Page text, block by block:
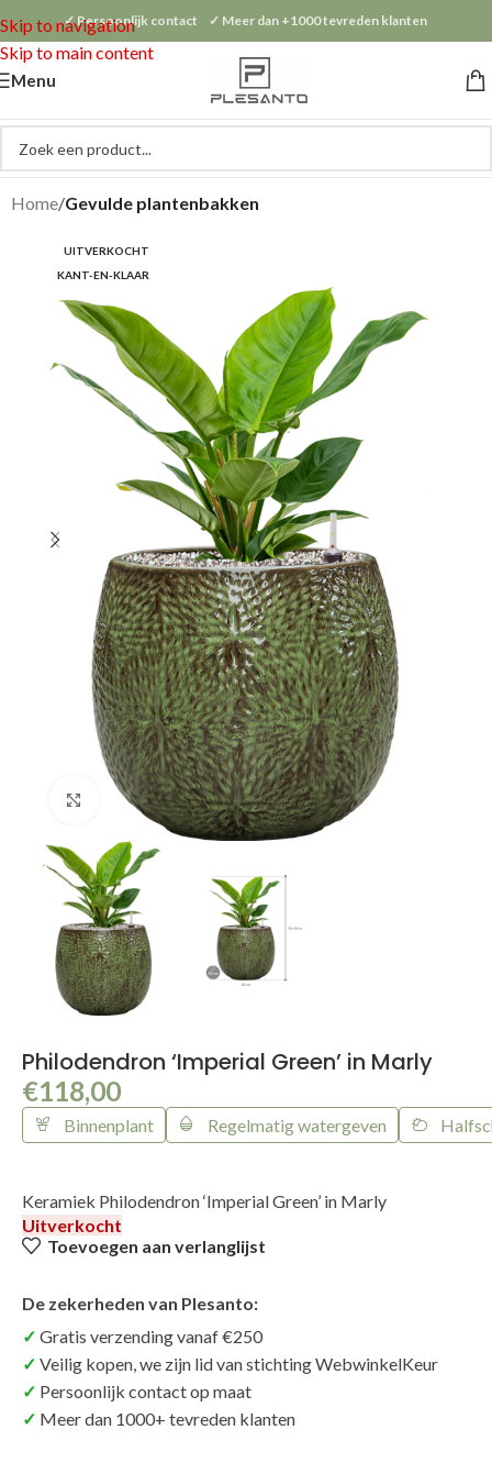
Skip to navigation
Skip to main content
✓ Persoonlijk contact ✓ Meer dan +1000 tevreden klanten
Menu
Home Gevulde plantenbakken
UITVERKOCHT
KANT-EN-KLAAR
Klik om te vergroten
Philodendron ‘Imperial Green’ in Marly
€118,00
Binnenplant Regelmatig watergeven
Keramiek Philodendron ‘Imperial Green’ in Marly
Uitverkocht
Toevoegen aan verlanglijst
De zekerheden van Plesanto:
Gratis verzending vanaf €250
Veilig kopen, we zijn lid van stichting WebwinkelKeur
Persoonlijk contact op maat
Meer dan 1000+ tevreden klanten